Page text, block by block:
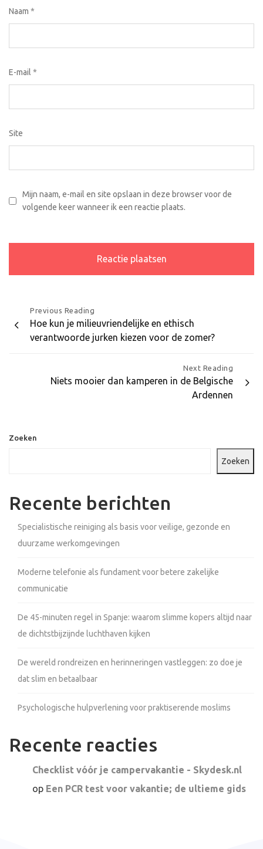
Naam *
E-mail *
Site
Mijn naam, e-mail en site opslaan in deze browser voor de
volgende keer wanneer ik een reactie plaats.
Bericht
navigatie
Previous Reading
Hoe kun je milieuvriendelijke en ethisch
verantwoorde jurken kiezen voor de zomer?
Next Reading
Niets mooier dan kamperen in de Belgische
Ardennen
Zoeken
Zoeken
Recente berichten
Specialistische reiniging als basis voor veilige, gezonde en
duurzame werkomgevingen
Moderne telefonie als fundament voor betere zakelijke
communicatie
De 45-minuten regel in Spanje: waarom slimme kopers altijd naar
de dichtstbijzijnde luchthaven kijken
De wereld rondreizen en herinneringen vastleggen: zo doe je
dat slim en betaalbaar
Psychologische hulpverlening voor praktiserende moslims
Recente reacties
Checklist vóór je campervakantie - Skydesk.nl
op Een PCR test voor vakantie; de ultieme gids